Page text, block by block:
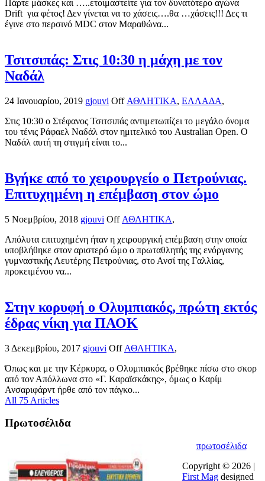
Πάρτε μάσκες και …..ετοιμαστείτε για τον δυνατότερο αγώνα
Drift για φέτος! Δεν γίνεται να το χάσεις….θα …χάσεις!!! Δες τι
έγινε στο περσινό MDC στον Μαραθώνα...
Τσιτσιπάς: Στις 10:30 η μάχη με τον
Ναδάλ
24 Ιανουαρίου, 2019 gjouvi Off ΑΘΛΗΤΙΚΑ, ΕΛΛΑΔΑ,
Στις 10:30 ο Στέφανος Τσιτσιπάς αντιμετωπίζει το μεγάλο όνομα
του τένις Ράφαελ Ναδάλ στον ημιτελικό του Australian Open. Ο
Ναδάλ αυτή τη στιγμή είναι το...
Βγήκε από το χειρουργείο ο Πετρούνιας.
Επιτυχημένη η επέμβαση στον ώμο
5 Νοεμβρίου, 2018 gjouvi Off ΑΘΛΗΤΙΚΑ,
Απόλυτα επιτυχημένη ήταν η χειρουργική επέμβαση στην οποία
υποβλήθηκε στον αριστερό ώμο ο πρωταθλητής της ενόργανης
γυμναστικής Λευτέρης Πετρούνιας, στο Ανσί της Γαλλίας,
προκειμένου να...
Στην κορυφή ο Ολυμπιακός, πρώτη εκτός
έδρας νίκη για ΠΑΟΚ
3 Δεκεμβρίου, 2017 gjouvi Off ΑΘΛΗΤΙΚΑ,
Όπως και με την Κέρκυρα, ο Ολυμπιακός βρέθηκε πίσω στο σκορ
από τον Απόλλωνα στο «Γ. Καραϊσκάκης», όμως ο Καρίμ
Ανσαριφάρντ ήρθε από τον πάγκο...
All 75 Articles
Πρωτοσέλιδα
πρωτοσέλιδα
Copyright © 2026 |
First Mag designed